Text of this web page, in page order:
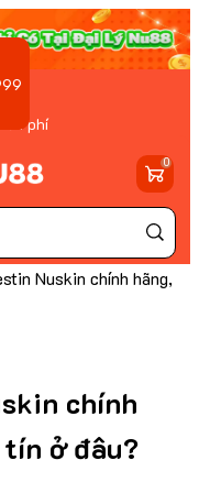
phí
0
Nuskin chính hãng,
chính
tín ở đâu?